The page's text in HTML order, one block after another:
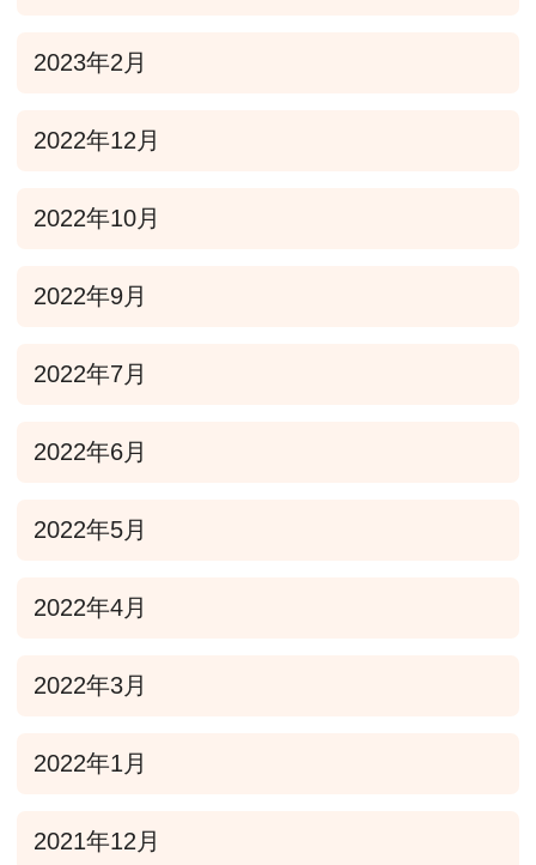
2023年2月
2022年12月
2022年10月
2022年9月
2022年7月
2022年6月
2022年5月
2022年4月
2022年3月
2022年1月
2021年12月